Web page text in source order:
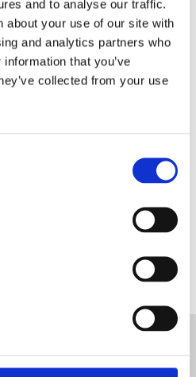
and to analyse our traffic.
about your use of our site with
and analytics partners who
that you’ve
collected from your use
rivenditore